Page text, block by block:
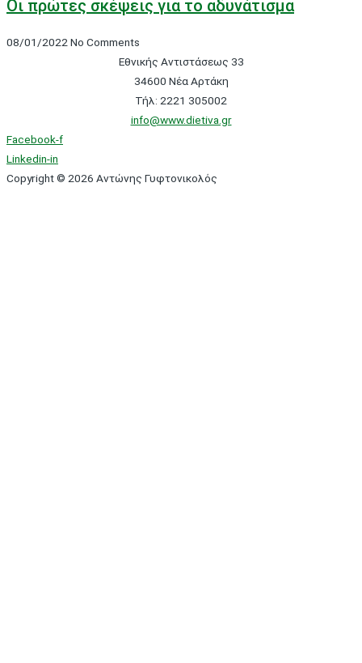
Οι πρώτες σκέψεις για το αδυνάτισμα
08/01/2022No Comments
Εθνικής Αντιστάσεως 33
34600 Νέα Αρτάκη
Τήλ: 2221 305002
info@www.dietiva.gr
Facebook-f
Linkedin-in
Copyright © 2026 Αντώνης Γυφτονικολός